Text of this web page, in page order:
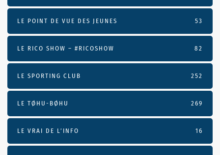
LE POINT DE VUE DES JEUNES 53
LE RICO SHOW – #RICOSHOW 82
LE SPORTING CLUB 252
LE TØHU-BØHU 269
LE VRAI DE L’INFO 16